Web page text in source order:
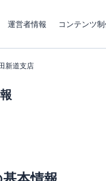
運営者情報 コンテンツ
新道支店